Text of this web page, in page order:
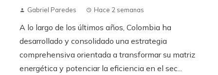
Gabriel Paredes Hace 2 semanas
A lo largo de los últimos años, Colombia ha
desarrollado y consolidado una estrategia
comprehensiva orientada a transformar su matriz
energética y potenciar la eficiencia en el sec...